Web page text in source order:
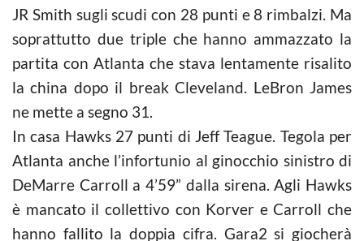
JR Smith sugli scudi con 28 punti e 8 rimbalzi. Ma
soprattutto due triple che hanno ammazzato la
partita con Atlanta che stava lentamente risalito
la china dopo il break Cleveland. LeBron James
ne mette a segno 31.
In casa Hawks 27 punti di Jeff Teague. Tegola per
Atlanta anche l’infortunio al ginocchio sinistro di
DeMarre Carroll a 4’59” dalla sirena. Agli Hawks
è mancato il collettivo con Korver e Carroll che
hanno fallito la doppia cifra. Gara2 si giocherà